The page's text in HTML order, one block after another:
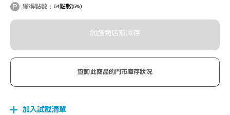
獲得點數： 54點數(5%)
網路商店無庫存
查詢此商品的門市庫存狀況
加入試戴清單